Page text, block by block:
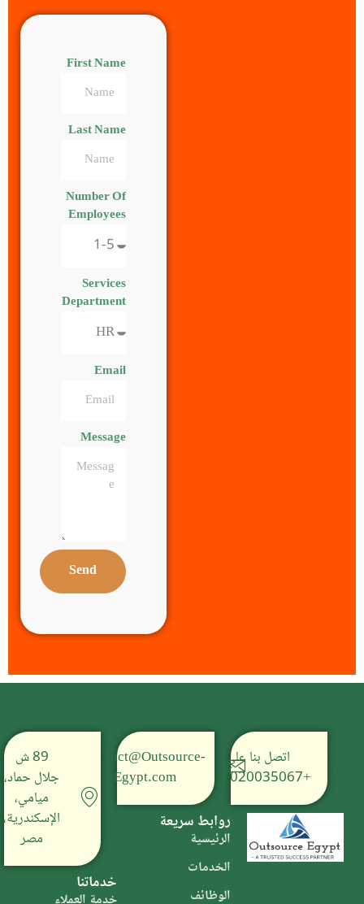
First Name
Last Name
Number Of
Employees
Services
Department
Email
Message
Send
اتصل بنا على
+201020035067
Contact@Outsource-
Egypt.com
روابط سريعة
الرئيسية
الخدمات
الوظائف
89 ش
جلال حماد،
ميامي،
الإسكندرية،
مصر
خدماتنا